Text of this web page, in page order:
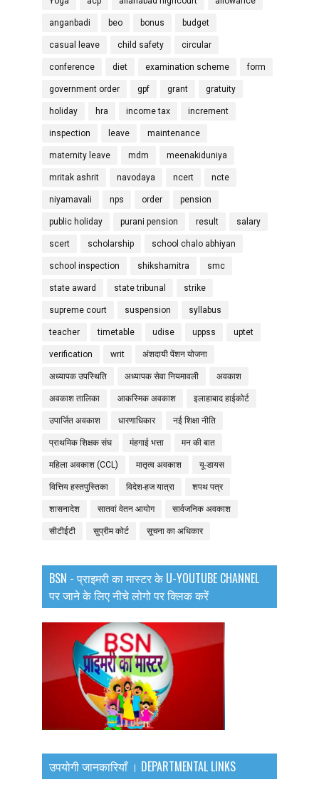
anganbadi beo bonus budget
casual leave child safety circular
conference diet examination scheme form
government order gpf grant gratuity
holiday hra income tax increment
inspection leave maintenance
maternity leave mdm meenakiduniya
mritak ashrit navodaya ncert ncte
niyamavali nps order pension
public holiday purani pension result salary
scert scholarship school chalo abhiyan
school inspection shikshamitra smc
state award state tribunal strike
supreme court suspension syllabus
teacher timetable udise uppss uptet
verification writ अंशदायी पेंशन योजना
अध्यापक उपस्थिति अध्यापक सेवा नियमावली अवकाश
अवकाश तालिका आकस्मिक अवकाश इलाहाबाद हाईकोर्ट
उपार्जित अवकाश धारणाधिकार नई शिक्षा नीति
प्राथमिक शिक्षक संघ मंहगाई भत्ता मन की बात
महिला अवकाश (CCL) मातृत्व अवकाश यू-डायस
वित्तिय हस्तपुस्तिका विदेश-हज यात्रा शपथ पत्र
शासनादेश सातवां वेतन आयोग सार्वजनिक अवकाश
सीटीईटी सुप्रीम कोर्ट सूचना का अधिकार
BSN - प्राइमरी का मास्टर के U-YOUTUBE CHANNEL
पर जाने के लिए नीचे लोगो पर क्लिक करें
उपयोगी जानकारियाँ । DEPARTMENTAL LINKS